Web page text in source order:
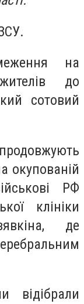
на
до
сотовий
окупованій
РФ
клініки
де